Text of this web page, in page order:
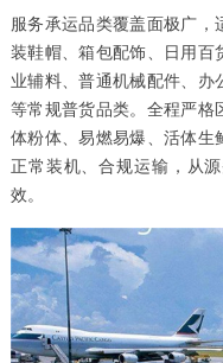
服务承运品类覆盖面极广
装鞋帽、箱包配饰、日用百
业辅料、普通机械配件、办
等常规普货品类。全程严格
体粉体、易燃易爆、活体生
正常装机、合规运输，从
效。